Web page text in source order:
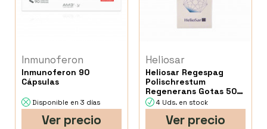
Inmunoferon
Inmunoferon 90
Cápsulas
Disponible en 3 días
Ver precio
Heliosar
Heliosar Regespag
Polischrestum
Regenerans Gotas 50
Ml.4 Uds. en stock
Ver precio